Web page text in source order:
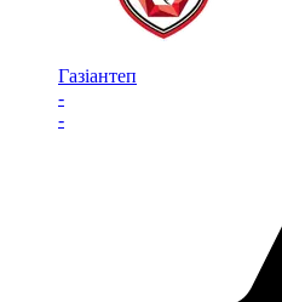
Газіантеп
-
-